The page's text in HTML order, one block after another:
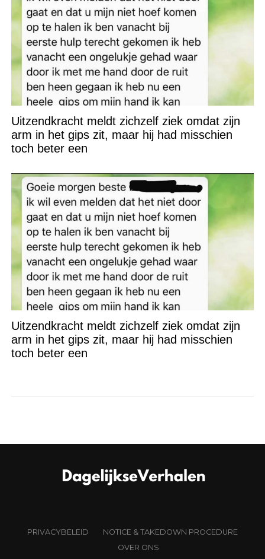
Uitzendkracht meldt zichzelf ziek omdat zijn
arm in het gips zit, maar hij had misschien
toch beter een
Uitzendkracht meldt zichzelf ziek omdat zijn
arm in het gips zit, maar hij had misschien
toch beter een
PRIVACYBELEID
NOTICE & TAKEDOWN PROCEDURE
OVER ONS